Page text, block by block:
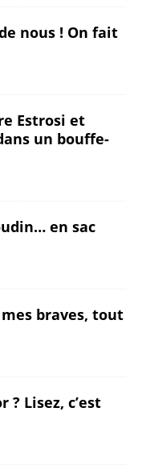
nous ! On fait
Estrosi et
un bouffe-
en sac
braves, tout
? Lisez, c’est